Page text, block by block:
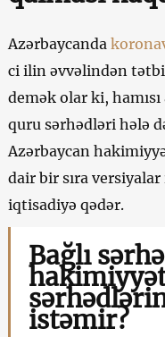
Azərbaycanda
ci ilin əvvəlindən
demək olar ki,
quru sərhədləri hələ
Azərbaycan
dair bir sıra
iqtisadiyə qədər.
Bağlı
istəmir?